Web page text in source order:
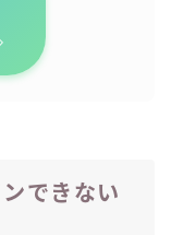
できない